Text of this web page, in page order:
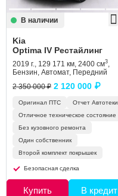
В наличии
Kia
Optima IV Рестайлинг
2019 г., 129 171 км, 2400 см3,
Бензин, Автомат, Передний
2 350 000 ₽ 2 120 000 ₽
Оригинал ПТС
Отчет Автотеки
Отличное техническое состояние
Без кузовного ремонта
Один собственник
Второй комплект покрышек
Безопасная сделка
Купить В кредит